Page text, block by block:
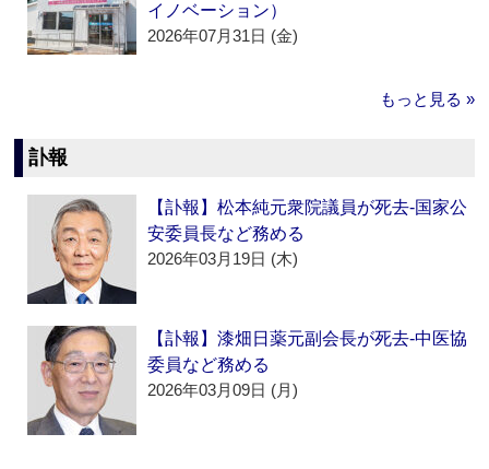
イノベーション）
2026年07月31日 (金)
もっと見る »
訃報
【訃報】松本純元衆院議員が死去‐国家公
安委員長など務める
2026年03月19日 (木)
【訃報】漆畑日薬元副会長が死去‐中医協
委員など務める
2026年03月09日 (月)